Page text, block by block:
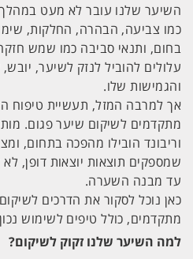
השיער שלנו עובר לא מעט במהלך
כמו צביעה, הבהרה, החלקות,
בחום, ותנאי סביבה כמו שמש חזקה
עלולים להוביל לנזק לשיער,
והגמישות שלו.
אך למרבה המזל, תעשיית טיפוח
וריבונד הובילו מהפכה בתחום,
שמספקים תוצאות יוצאות דופן,
עד מבנה השערה.
כאן נוכל לסקור את הדרכים
מתקדמים, כולל טיפים לשימוש
למה השיער שלנו זקוק לשיקום?